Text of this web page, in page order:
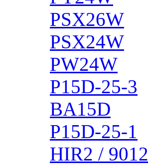
PSX26W
PSX24W
PW24W
P15D-25-3
BA15D
P15D-25-1
HIR2 / 9012